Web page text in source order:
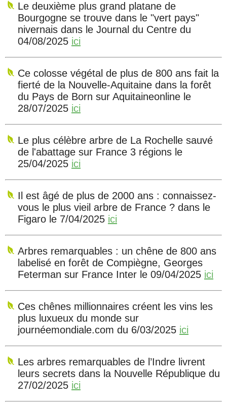
Le deuxième plus grand platane de
Bourgogne se trouve dans le "vert pays"
nivernais dans le Journal du Centre du
04/08/2025 ici
Ce colosse végétal de plus de 800 ans fait la
fierté de la Nouvelle-Aquitaine dans la forêt
du Pays de Born sur Aquitaineonline le
28/07/2025 ici
Le plus célèbre arbre de La Rochelle sauvé
de l'abattage sur France 3 régions le
25/04/2025 ici
Il est âgé de plus de 2000 ans : connaissez-
vous le plus vieil arbre de France ? dans le
Figaro le 7/04/2025 ici
Arbres remarquables : un chêne de 800 ans
labelisé en forêt de Compiègne, Georges
Feterman sur France Inter le 09/04/2025 ici
Ces chênes millionnaires créent les vins les
plus luxueux du monde sur
journéemondiale.com du 6/03/2025 ici
Les arbres remarquables de l’Indre livrent
leurs secrets dans la Nouvelle République du
27/02/2025 ici